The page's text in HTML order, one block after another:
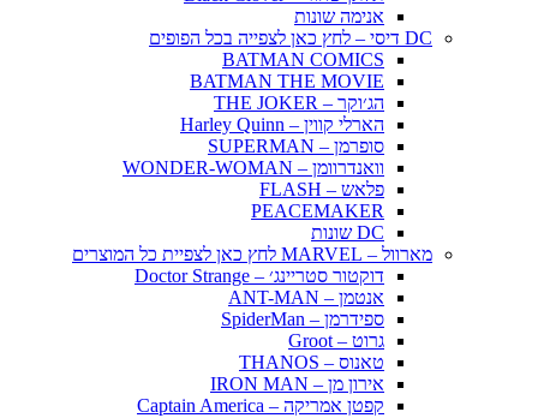
אנימה שונות
DC דיסי – לחץ כאן לצפייה בכל הפופים
BATMAN COMICS
BATMAN THE MOVIE
הג׳וקר – THE JOKER
הארלי קווין – Harley Quinn
סופרמן – SUPERMAN
וואנדרוומן – WONDER-WOMAN
פלאש – FLASH
PEACEMAKER
DC שונות
מארוול – MARVEL לחץ כאן לצפיית כל המוצרים
דוקטור סטריינג׳ – Doctor Strange
אנטמן – ANT-MAN
ספידרמן – SpiderMan
גרוט – Groot
טאנוס – THANOS
אירון מן – IRON MAN
קפטן אמריקה – Captain America